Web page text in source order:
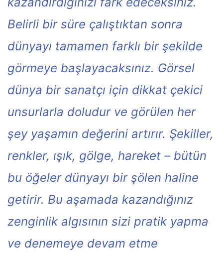
Belirli bir süre çalıştıktan sonra
dünyayı tamamen farklı bir şekilde
görmeye başlayacaksınız. Görsel
dünya bir sanatçı için dikkat çekici
unsurlarla doludur ve görülen her
şey yaşamın değerini artırır. Şekiller,
renkler, ışık, gölge, hareket – bütün
bu öğeler dünyayı bir şölen haline
getirir. Bu aşamada kazandığınız
zenginlik algısının sizi pratik yapma
ve denemeye devam etme